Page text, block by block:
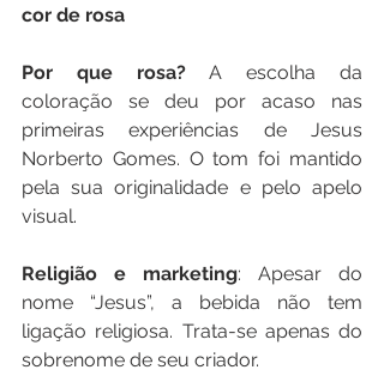
cor de rosa
Por que rosa? A escolha da
coloração se deu por acaso nas
primeiras experiências de Jesus
Norberto Gomes. O tom foi mantido
pela sua originalidade e pelo apelo
visual.
Religião e marketing: Apesar do
nome “Jesus”, a bebida não tem
ligação religiosa. Trata-se apenas do
sobrenome de seu criador.